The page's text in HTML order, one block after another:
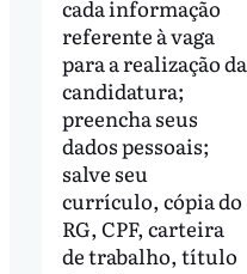
cada informação
referente à vaga
para a realização da
candidatura;
preencha seus
dados pessoais;
salve seu
currículo, cópia do
RG, CPF, carteira
de trabalho, título